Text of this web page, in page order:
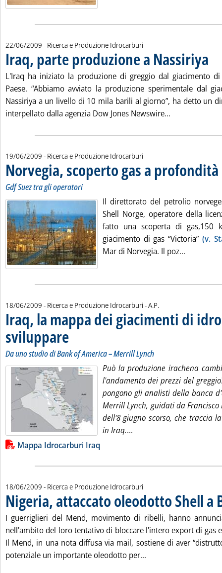
22/06/2009 - Ricerca e Produzione Idrocarburi
Iraq, parte produzione a Nassiriya
L'Iraq ha iniziato la produzione di greggio dal giacimento
Paese. “Abbiamo avviato la produzione sperimentale dal
Nassiriya a un livello di 10 mila barili al giorno”, ha detto un
interpellato dalla agenzia Dow Jones Newswire...
19/06/2009 - Ricerca e Produzione Idrocarburi
Norvegia, scoperto gas a
Gdf Suez tra gli operatori
Il direttorato del petrolio
Shell Norge, operatore della
fatto una scoperta di gas,150
giacimento di gas “Victoria” (v.
Mar di Norvegia. Il poz...
18/06/2009 - Ricerca e Produzione Idrocarburi -di:
A.P.
Iraq, la mappa dei giacimenti di
sviluppare. Sottotitolo: Da uno studio di Bank of America – Merrill Lynch
. Pubblicata giovedì 18 giugno 2009 alle 15.33.
Da uno studio di Bank of America – Merrill Lynch
Può la produzione irachena
l'andamento dei prezzi del
pongono gli analisti della banca
Merrill Lynch, guidati da
dell'8 giugno scorso, che traccia
in Iraq....
Lista allegati PDF alla notizia
Mappa Idrocarburi Iraq
18/06/2009 - Ricerca e Produzione Idrocarburi
Nigeria, attaccato oleodotto Shell a
I guerriglieri del Mend, movimento di ribelli, hanno
nell'ambito del loro tentativo di bloccare l'intero export di gas
Il Mend, in una nota diffusa via mail, sostiene di aver
potenziale un importante oleodotto per...